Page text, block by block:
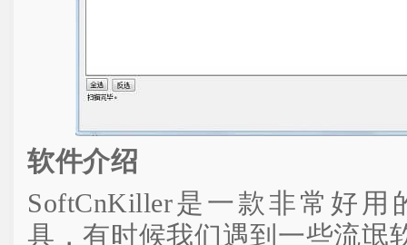
软件介绍
SoftCnKiller是一款非常好
具，有时候我们遇到一些流氓